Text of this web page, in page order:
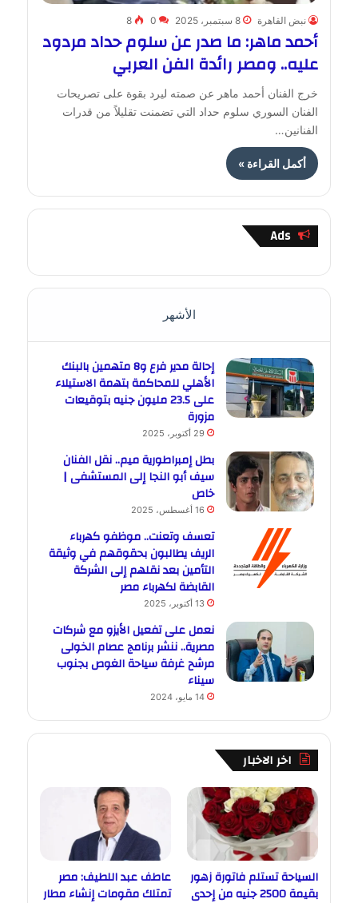
نبض القاهرة 8 سبتمبر، 2025 0
8
أحمد ماهر: ما صدر عن سلوم حداد مردود
عليه.. ومصر رائدة الفن العربي
خرج الفنان أحمد ماهر عن صمته ليرد بقوة على تصريحات
الفنان السوري سلوم حداد التي تضمنت تقليلاً من قدرات
الفنانين…
أكمل القراءة »
Ads
الأشهر
إحالة مدير فرع و8 متهمين بالبنك
الأهلي للمحاكمة بتهمة الاستيلاء
على 23.5 مليون جنيه بتوقيعات
مزورة
29 أكتوبر، 2025
بطل إمبراطورية ميم.. نقل الفنان
سيف أبو النجا إلى المستشفى |
خاص
16 أغسطس، 2025
تعسف وتعنت.. موظفو كهرباء
الريف يطالبون بحقوقهم في وثيقة
التأمين بعد نقلهم إلى الشركة
القابضة لكهرباء مصر
13 أكتوبر، 2025
نعمل على تفعيل الأيزو مع شركات
مصرية.. ننشر برنامج عصام الخولى
مرشح غرفة سياحة الغوص بجنوب
سيناء
14 مايو، 2024
اخر الاخبار
السياحة تستلم فاتورة زهور
بقيمة 2500 جنيه من إحدى
عاطف عبد اللطيف: مصر
تمتلك مقومات إنشاء مطار